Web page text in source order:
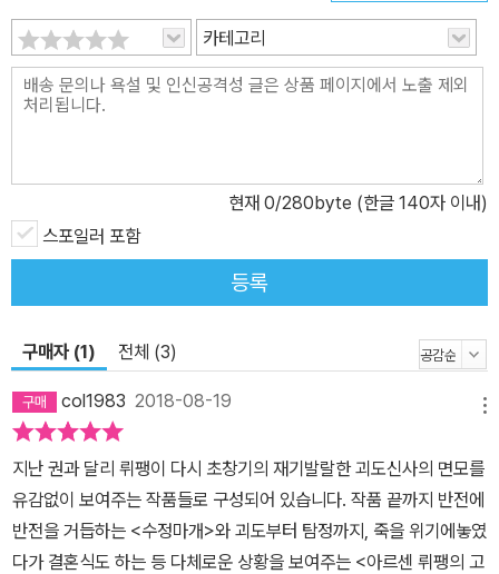
은 영역본들에는 일관되게 실려 있음에도 자필 원고나 타이핑 원고를
찾아볼 수가 없어 뤼피니앵들을 당혹케 하고 있다. 1924년 프랑스에
서「에르퀼 프티그리의 이빨」이라는 제목으로 발표되었다가 일부 수
정을 거쳐 2년 뒤 뉴욕에서 새로이 발표된 단편 「아르센 뤼팽의 외투」
『결정판 아르센 뤼팽 전집』은 2018년 현재까지 이른바 ‘뤼팽 정전(c
anon lupinien)’으로 분류, 거론되는 모든 문헌을 총망라한 세계 유
일의 판본이다. 괴도신사의 조국인 프랑스에서조차 아직 이러한 과업
은 실현된 적이 없고, 각양각색의 장편소설과 단편소설, 희곡 들이 수
많은 판본으로 여기저기 흩어져 있을 뿐이다. 추리소설 강국이자 프
가이세이샤 등 여러 출판사에서 뤼팽이 소개되며 큰 사랑을 받았지
만, 각각 번역의 문제와 어린이를 타깃으로 한 아동용 도서라는 아쉬
움으로 전집이라고 부르기에는 다소 부족한 점이 많았다. 2005년
‘아르센 뤼팽 탄생 100주년’을 맞이하여 하야카와쇼보에서 히라오카
아쓰시(平岡敦, 1955년생으로 주로 프랑스 추리소설을 번역하는
프랑스 문학자)라는 역자를 내세워 야심차게 발간을 시작했으나 현재
는 지지부진한 상태이다. 21세기에 새로 읽는 고전의 감동 오리지널
카테고리
현재 0/280byte (한글 140자 이내)
스포일러 포함
등록
구매자 (1) 전체 (3)
col1983 2018-08-19
지난 권과 달리 뤼팽이 다시 초창기의 재기발랄한 괴도신사의 면모를
유감없이 보여주는 작품들로 구성되어 있습니다. 작품 끝까지 반전에
반전을 거듭하는 <수정마개>와 괴도부터 탐정까지, 죽을 위기에놓였
다가 결혼식도 하는 등 다체로운 상황을 보여주는 <아르센 뤼팽의 고